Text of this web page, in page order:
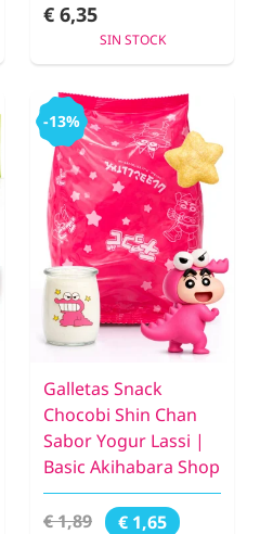
€ 6,35
SIN STOCK
-13%
Galletas Snack
Chocobi Shin Chan
Sabor Yogur Lassi |
Basic Akihabara Shop
€ 1,89 € 1,65